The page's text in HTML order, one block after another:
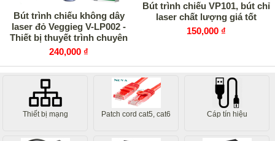
Bút trình chiếu không dây
laser đỏ Veggieg V-LP002 -
Thiết bị thuyết trình chuyên
nghiệp
240,000 ₫
Bút trình chiếu VP101, bút chỉ
laser chất lượng giá tốt
150,000 ₫
Thiết bị mạng Patch cord cat5, cat6 Cáp tín hiệu